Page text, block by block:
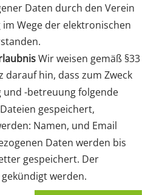
Daten durch den Verein
Wege der elektronischen
Wir weisen gemäß §33
darauf hin, dass zum Zweck
-betreuung folgende
gespeichert,
Namen, und Email
Daten werden bis
gespeichert. Der
werden.